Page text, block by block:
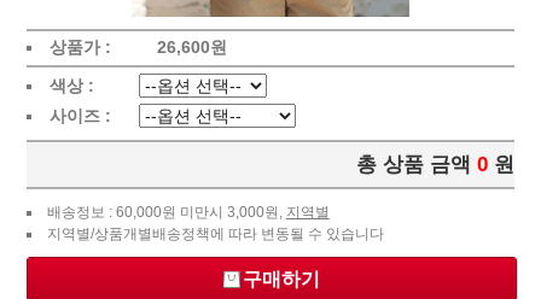
상품가 : 26,600원
색상 :
사이즈 :
총 상품 금액 0 원
배송정보 : 60,000원 미만시 3,000원, 지역별
지역별/상품개별배송정책에 따라 변동될 수 있습니다
구매하기